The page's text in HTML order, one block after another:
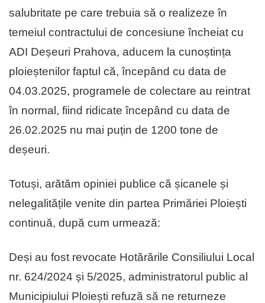
salubritate pe care trebuia să o realizeze în
temeiul contractului de concesiune încheiat cu
ADI Deșeuri Prahova, aducem la cunoștința
ploieștenilor faptul că, începând cu data de
04.03.2025, programele de colectare au reintrat
în normal, fiind ridicate începând cu data de
26.02.2025 nu mai puțin de 1200 tone de
deșeuri.
Totuși, arătăm opiniei publice că șicanele și
nelegalitățile venite din partea Primăriei Ploiești
continuă, după cum urmează:
Deși au fost revocate Hotărările Consiliului Local
nr. 624/2024 și 5/2025, administratorul public al
Municipiului Ploiești refuză să ne returneze